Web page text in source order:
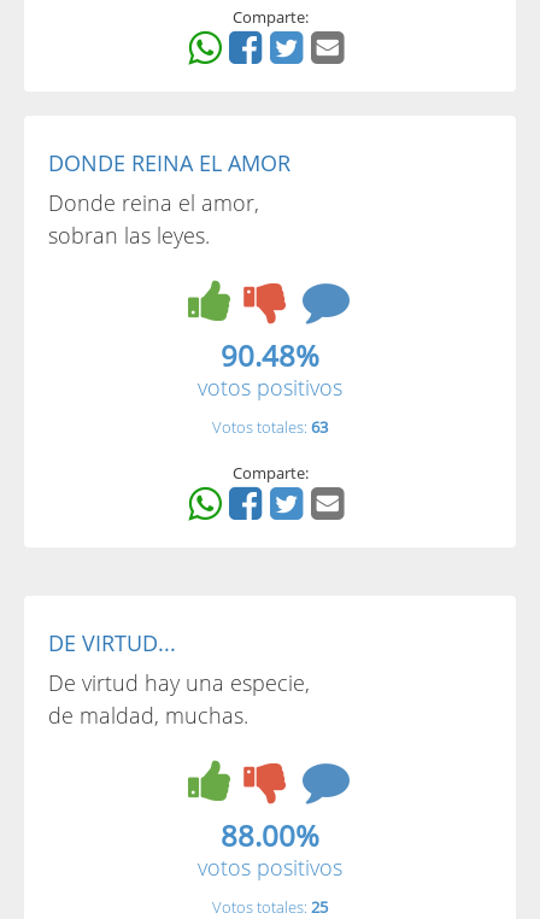
Comparte:
DONDE REINA EL AMOR
Donde reina el amor,
sobran las leyes.
90.48%
votos positivos
Votos totales: 63
Comparte:
DE VIRTUD...
De virtud hay una especie,
de maldad, muchas.
88.00%
votos positivos
Votos totales: 25